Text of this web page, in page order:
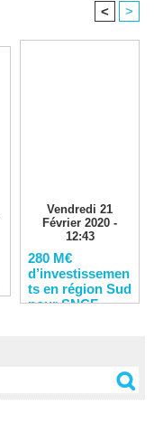
< >
Vendredi 21
Février 2020 -
12:43
280 M€
d’investissemen
ts en région Sud
pour SNCF